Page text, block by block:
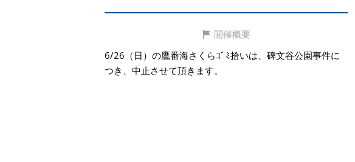
開催概要
6/26（日）の鷹番海さくらｺﾞﾐ拾いは、碑文谷公園事件に
つき、中止させて頂きます。